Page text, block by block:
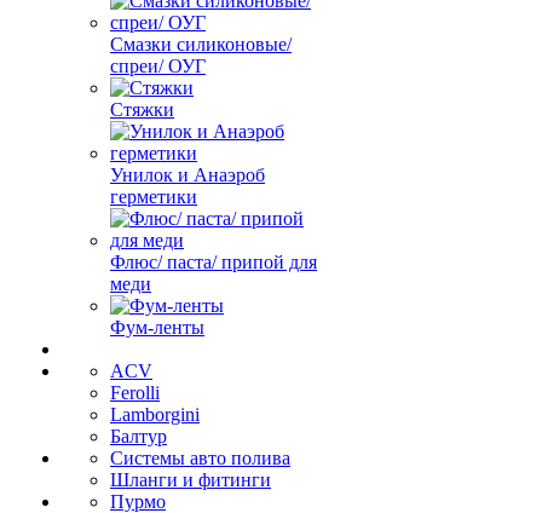
Смазки силиконовые/
спреи/ ОУГ
Стяжки
Унилок и Анаэроб
герметики
Флюс/ паста/ припой для
меди
Фум-ленты
ACV
Ferolli
Lamborgini
Балтур
Системы авто полива
Шланги и фитинги
Пурмо